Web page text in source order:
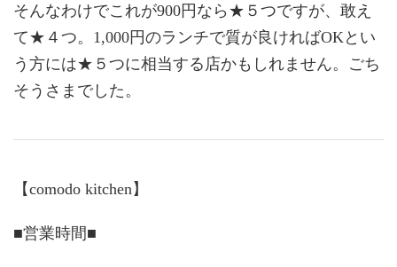
そんなわけでこれが900円なら★５つですが、敢え
て★４つ。1,000円のランチで質が良ければOKとい
う方には★５つに相当する店かもしれません。ごち
そうさまでした。
【comodo kitchen】
■営業時間■